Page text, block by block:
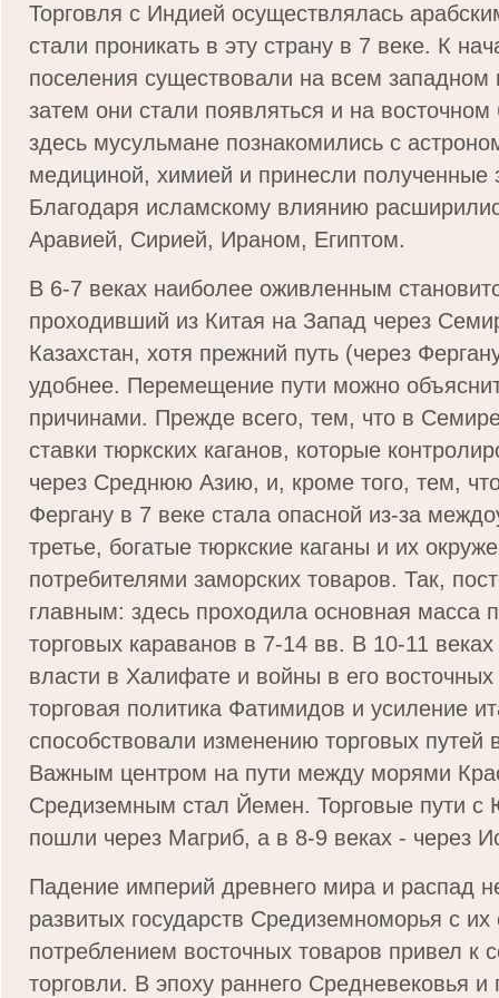
Торговля с Индией осуществлялась
стали проникать в эту страну в 7 веке. К
поселения существовали на всем
затем они стали появляться и на
здесь мусульмане познакомились с
медициной, химией и принесли полученные
Благодаря исламскому влиянию
Аравией, Сирией, Ираном, Египтом.
В 6-7 веках наиболее оживленным
проходивший из Китая на Запад через
Казахстан, хотя прежний путь (через
удобнее. Перемещение пути можно
причинами. Прежде всего, тем, что в
ставки тюркских каганов, которые
через Среднюю Азию, и, кроме того, тем,
Фергану в 7 веке стала опасной из-за
третье, богатые тюркские каганы и их
потребителями заморских товаров. Так,
главным: здесь проходила основная масса
торговых караванов в 7-14 вв. В 10-11 веках
власти в Халифате и войны в его
торговая политика Фатимидов и усиление
способствовали изменению торговых путей
Важным центром на пути между морями
Средиземным стал Йемен. Торговые пути
пошли через Магриб, а в 8-9 веках - через
Падение империй древнего мира и распад
развитых государств Средиземноморья с
потреблением восточных товаров привел к
торговли. В эпоху раннего Средневековья и